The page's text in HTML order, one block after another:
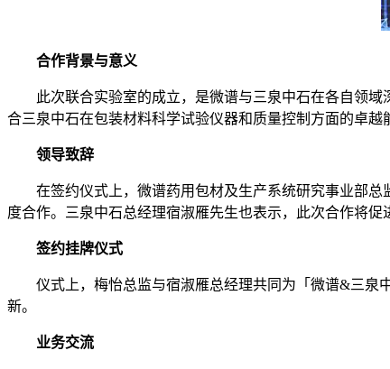
合作背景与意义
此次联合实验室的成立，是微谱与三泉中石在各自领域
合三泉中石在包装材料科学试验仪器和质量控制方面的卓
领导致辞
在签约仪式上，微谱药用包材及生产系统研究事业部总
度合作。三泉中石总经理宿淑雁先生也表示，此次合作将
签约挂牌仪式
仪式上，梅怡总监与宿淑雁总经理共同为「微谱&三泉中
新。
业务交流